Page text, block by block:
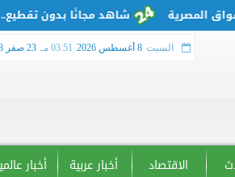
شاهد مجانًا بدون تقطيع..
السبت 8 أغسطس 2026 03:51 مـ 23 صفر 1448
الاقتصاد أخبار عربية أخبار